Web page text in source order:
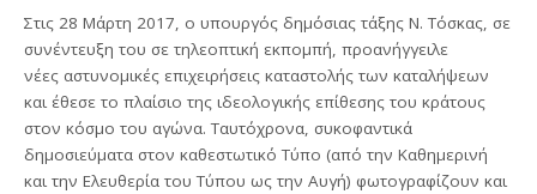
Στις 28 Μάρτη 2017, ο υπουργός δημόσιας τάξης Ν. Τόσκας, σε
συνέντευξη του σε τηλεοπτική εκπομπή, προανήγγειλε
νέες αστυνομικές επιχειρήσεις καταστολής των καταλήψεων
και έθεσε το πλαίσιο της ιδεολογικής επίθεσης του κράτους
στον κόσμο του αγώνα. Ταυτόχρονα, συκοφαντικά
δημοσιεύματα στον καθεστωτικό Τύπο (από την Καθημερινή
και την Ελευθερία του Τύπου ως την Αυγή) φωτογραφίζουν και